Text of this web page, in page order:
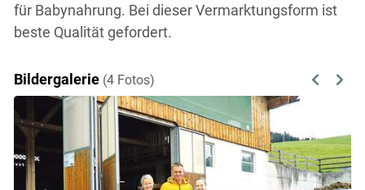
für Babynahrung. Bei dieser Vermarktungsform ist
beste Qualität gefordert.
Bildergalerie (4 Fotos) Previous
Next